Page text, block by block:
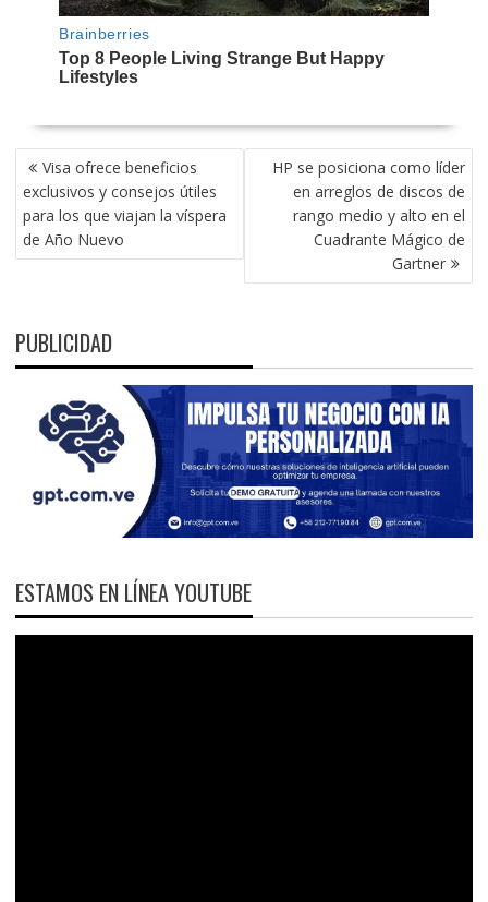
NAVEGACIÓN
DE
ENTRADAS
Visa ofrece beneficios
exclusivos y consejos útiles
para los que viajan la víspera
de Año Nuevo
HP se posiciona como líder
en arreglos de discos de
rango medio y alto en el
Cuadrante Mágico de
Gartner
PUBLICIDAD
ESTAMOS EN LÍNEA YOUTUBE